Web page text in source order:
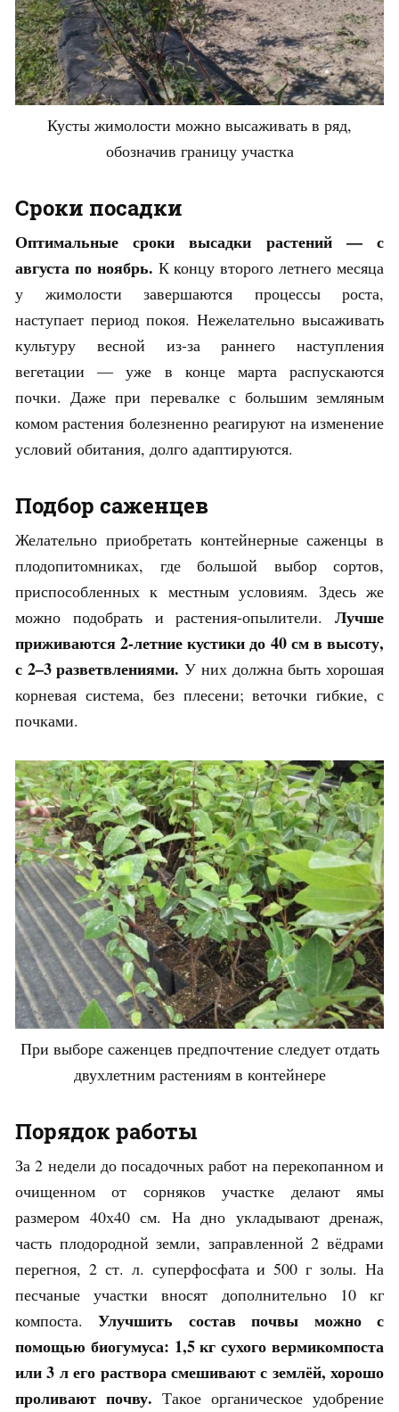
Кусты жимолости можно высаживать в ряд,
обозначив границу участка
Сроки посадки
Оптимальные сроки высадки растений — с
августа по ноябрь. К концу второго летнего месяца
у жимолости завершаются процессы роста,
наступает период покоя. Нежелательно высаживать
культуру весной из-за раннего наступления
вегетации — уже в конце марта распускаются
почки. Даже при перевалке с большим земляным
комом растения болезненно реагируют на изменение
условий обитания, долго адаптируются.
Подбор саженцев
Желательно приобретать контейнерные саженцы в
плодопитомниках, где большой выбор сортов,
приспособленных к местным условиям. Здесь же
можно подобрать и растения-опылители. Лучше
приживаются 2-летние кустики до 40 см в высоту,
с 2–3 разветвлениями. У них должна быть хорошая
корневая система, без плесени; веточки гибкие, с
почками.
При выборе саженцев предпочтение следует отдать
двухлетним растениям в контейнере
Порядок работы
За 2 недели до посадочных работ на перекопанном и
очищенном от сорняков участке делают ямы
размером 40х40 см. На дно укладывают дренаж,
часть плодородной земли, заправленной 2 вёдрами
перегноя, 2 ст. л. суперфосфата и 500 г золы. На
песчаные участки вносят дополнительно 10 кг
компоста.
Улучшить состав почвы можно с
помощью биогумуса: 1,5 кг сухого вермикомпоста
или 3 л его раствора смешивают с землёй, хорошо
проливают почву. Такое органическое удобрение